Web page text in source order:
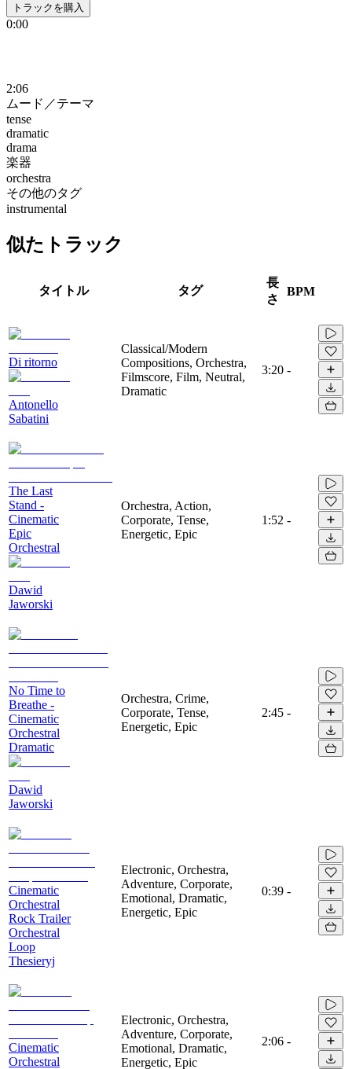
トラックを購入
0:00
2:06
ムード／テーマ
tense
dramatic
drama
楽器
orchestra
その他のタグ
instrumental
似たトラック
タイトル タグ
長
さ
BPM
Di ritorno
Antonello
Sabatini
Classical/Modern
Compositions, Orchestra,
Filmscore, Film, Neutral,
Dramatic
3:20 -
The Last
Stand -
Cinematic
Epic
Orchestral
Dawid
Jaworski
Orchestra, Action,
Corporate, Tense,
Energetic, Epic
1:52 -
No Time to
Breathe -
Cinematic
Orchestral
Dramatic
Dawid
Jaworski
Orchestra, Crime,
Corporate, Tense,
Energetic, Epic
2:45 -
Cinematic
Orchestral
Rock Trailer
Orchestral
Loop
Thesieryj
Electronic, Orchestra,
Adventure, Corporate,
Emotional, Dramatic,
Energetic, Epic
0:39 -
Cinematic
Orchestral
Electronic, Orchestra,
Adventure, Corporate,
Emotional, Dramatic,
Energetic, Epic
2:06 -